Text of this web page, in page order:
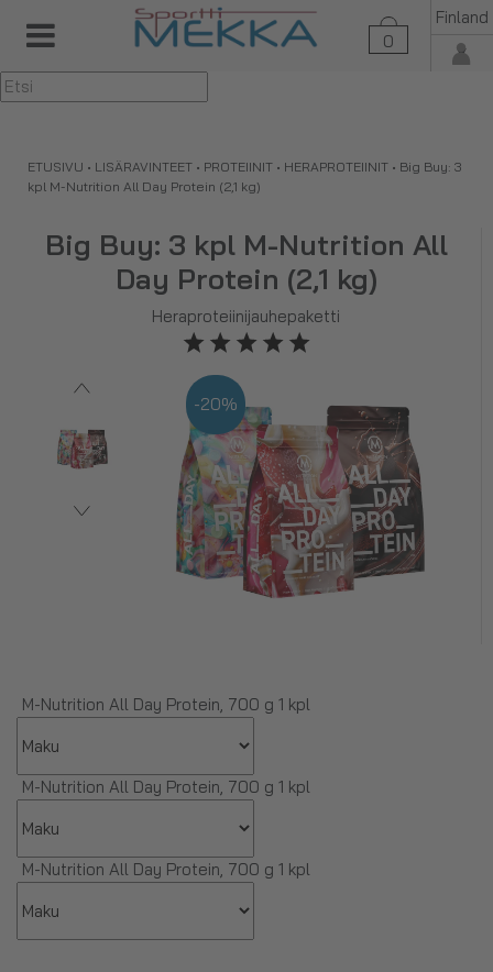
0
Finland
▼
ETUSIVU • LISÄRAVINTEET • PROTEIINIT • HERAPROTEIINIT • Big Buy: 3
kpl M-Nutrition All Day Protein (2,1 kg)
Big Buy: 3 kpl M-Nutrition All
Day Protein (2,1 kg)
Heraproteiinijauhepaketti
-20%
M-Nutrition All Day Protein, 700 g 1 kpl
M-Nutrition All Day Protein, 700 g 1 kpl
M-Nutrition All Day Protein, 700 g 1 kpl